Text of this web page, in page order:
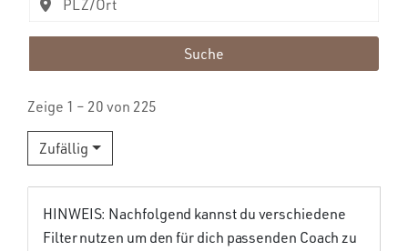
Suche
Zeige 1 – 20 von 225
Zufällig
HINWEIS: Nachfolgend kannst du verschiedene
Filter nutzen um den für dich passenden Coach zu